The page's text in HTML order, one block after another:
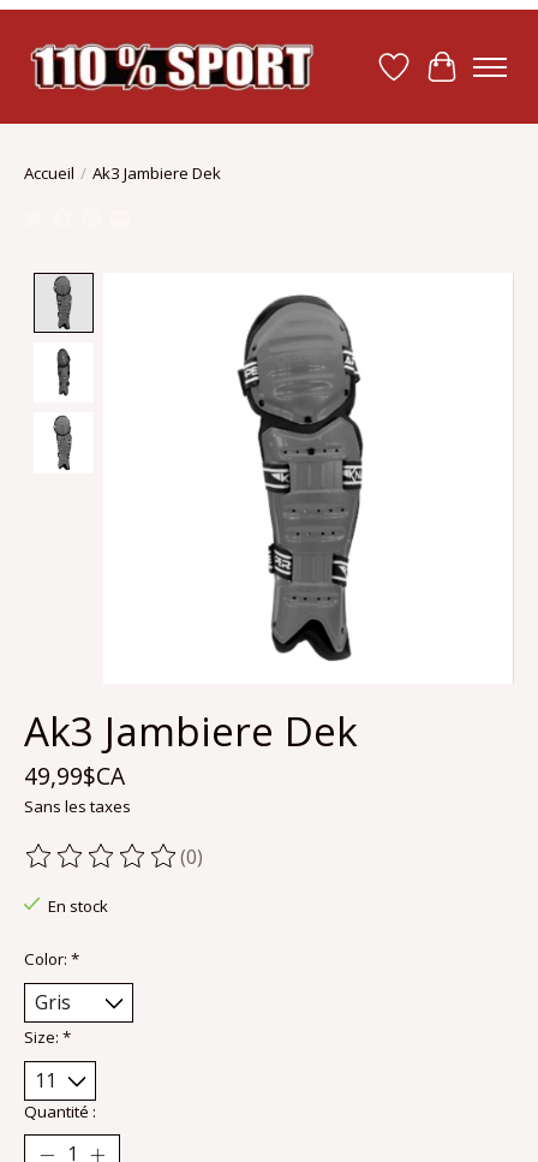
Liste dePanier
Accueil / Ak3 Jambiere Dek
Ak3 Jambiere Dek
49,99$CA
Sans les taxes
Ce produit est évalué à
(0)
En stock
Color: *
Size: *
Quantité :